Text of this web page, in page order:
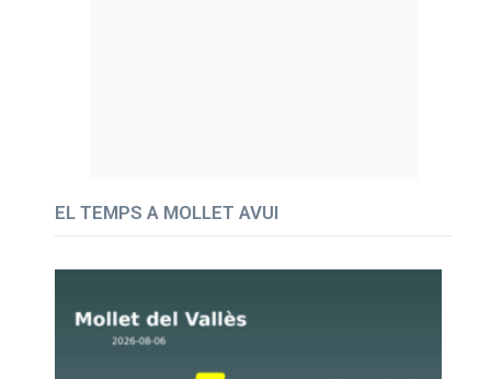
EL TEMPS A MOLLET AVUI